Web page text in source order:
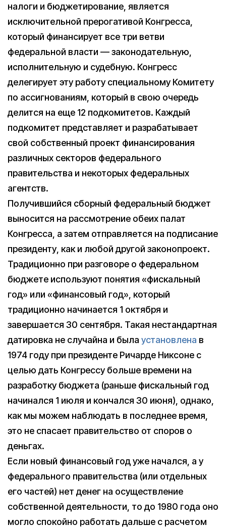
налоги и бюджетирование, является
исключительной прерогативой Конгресса,
который финансирует все три ветви
федеральной власти — законодательную,
исполнительную и судебную. Конгресс
делегирует эту работу специальному Комитету
по ассигнованиям, который в свою очередь
делится на еще 12 подкомитетов. Каждый
подкомитет представляет и разрабатывает
свой собственный проект финансирования
различных секторов федерального
правительства и некоторых федеральных
агентств.
Получившийся сборный федеральный бюджет
выносится на рассмотрение обеих палат
Конгресса, а затем отправляется на подписание
президенту, как и любой другой законопроект.
Традиционно при разговоре о федеральном
бюджете используют понятия «фискальный
год» или «финансовый год», который
традиционно начинается 1 октября и
завершается 30 сентября. Такая нестандартная
датировка не случайна и была установлена в
1974 году при президенте Ричарде Никсоне с
целью дать Конгрессу больше времени на
разработку бюджета (раньше фискальный год
начинался 1 июля и кончался 30 июня), однако,
как мы можем наблюдать в последнее время,
это не спасает правительство от споров о
деньгах.
Если новый финансовый год уже начался, а у
федерального правительства (или отдельных
его частей) нет денег на осуществление
собственной деятельности, то до 1980 года оно
могло спокойно работать дальше с расчетом